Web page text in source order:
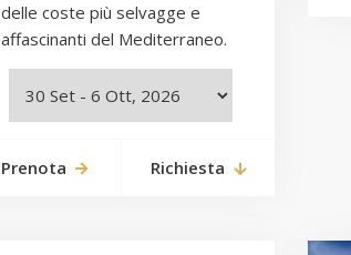
delle coste più selvagge e
affascinanti del Mediterraneo.
Prenota Richiesta